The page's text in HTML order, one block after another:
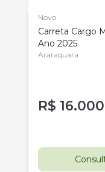
Novo
Carreta Cargo
Ano 2025
Araraquara
R$ 16.000